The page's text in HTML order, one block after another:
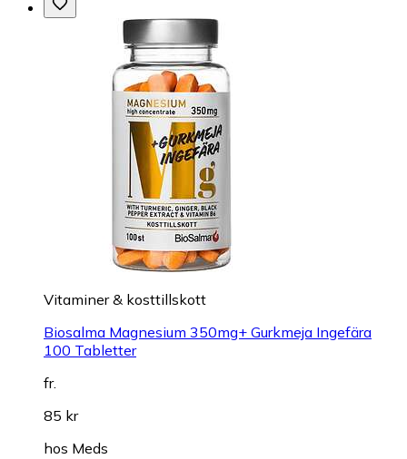
Vitaminer & kosttillskott
Biosalma Magnesium 350mg+ Gurkmeja Ingefära
100 Tabletter
fr.
85 kr
hos Meds